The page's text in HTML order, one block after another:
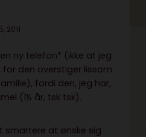
2011
ny telefon* (ikke at jeg
den overstiger lissom
fordi den, jeg har,
(1½ år, tsk tsk).
smartere at ønske sig